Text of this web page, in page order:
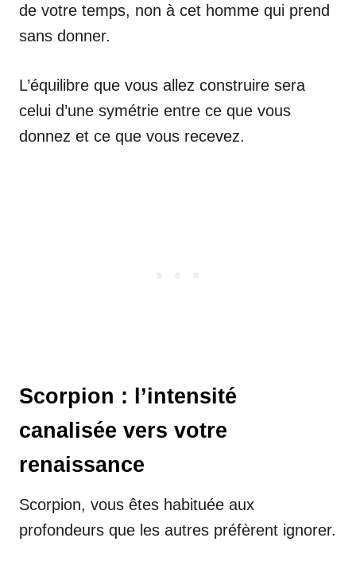
de votre temps, non à cet homme qui prend
sans donner.
L’équilibre que vous allez construire sera
celui d’une symétrie entre ce que vous
donnez et ce que vous recevez.
Scorpion : l’intensité
canalisée vers votre
renaissance
Scorpion, vous êtes habituée aux
profondeurs que les autres préfèrent ignorer.